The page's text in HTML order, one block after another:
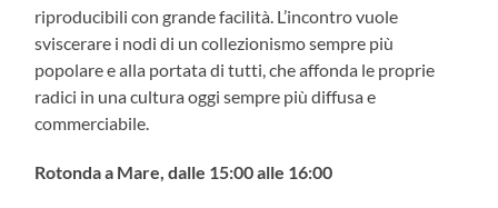
riproducibili con grande facilità. L’incontro vuole
sviscerare i nodi di un collezionismo sempre più
popolare e alla portata di tutti, che affonda le proprie
radici in una cultura oggi sempre più diffusa e
commerciabile.
Rotonda a Mare, dalle 15:00 alle 16:00